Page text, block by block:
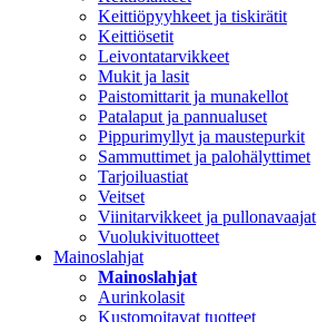
Keittiöpyyhkeet ja tiskirätit
Keittiösetit
Leivontatarvikkeet
Mukit ja lasit
Paistomittarit ja munakellot
Patalaput ja pannualuset
Pippurimyllyt ja maustepurkit
Sammuttimet ja palohälyttimet
Tarjoiluastiat
Veitset
Viinitarvikkeet ja pullonavaajat
Vuolukivituotteet
Mainoslahjat
Mainoslahjat
Aurinkolasit
Kustomoitavat tuotteet